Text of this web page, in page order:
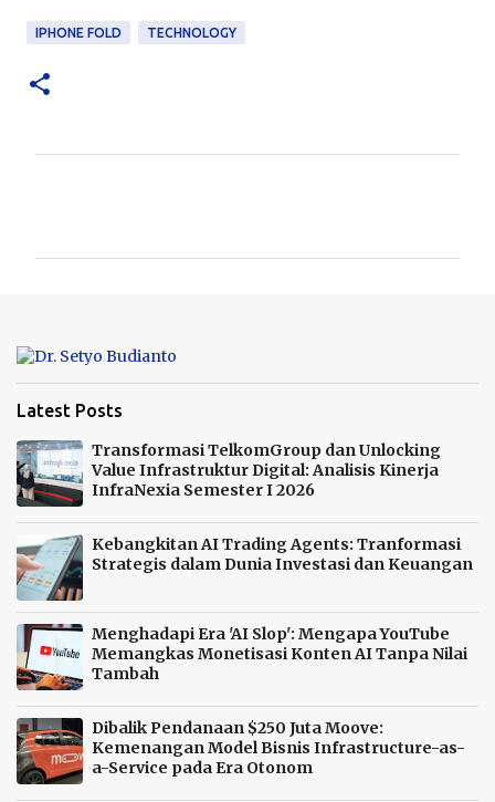
IPHONE FOLD TECHNOLOGY
r
Latest Posts
Transformasi TelkomGroup dan Unlocking
Value Infrastruktur Digital: Analisis Kinerja
InfraNexia Semester I 2026
Kebangkitan AI Trading Agents: Tranformasi
Strategis dalam Dunia Investasi dan Keuangan
Menghadapi Era 'AI Slop': Mengapa YouTube
Memangkas Monetisasi Konten AI Tanpa Nilai
Tambah
Dibalik Pendanaan $250 Juta Moove:
Kemenangan Model Bisnis Infrastructure-as-
a-Service pada Era Otonom